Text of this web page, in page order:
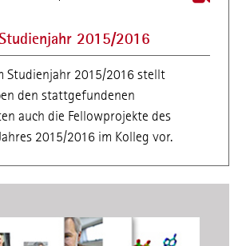
2015/2016
Studienjahr 2015/2016 stellt
den stattgefundenen
auch die Fellowprojekte des
2015/2016 im Kolleg vor.